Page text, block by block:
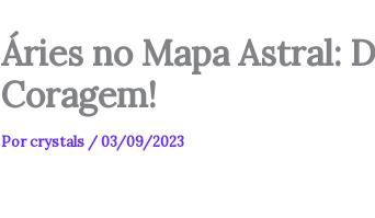
Áries no Mapa Astral:
Coragem!
Porcrystals /03/09/2023